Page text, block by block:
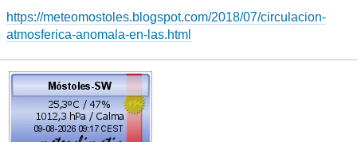
https://meteomostoles.blogspot.com/2018/07/circulacion-
atmosferica-anomala-en-las.html